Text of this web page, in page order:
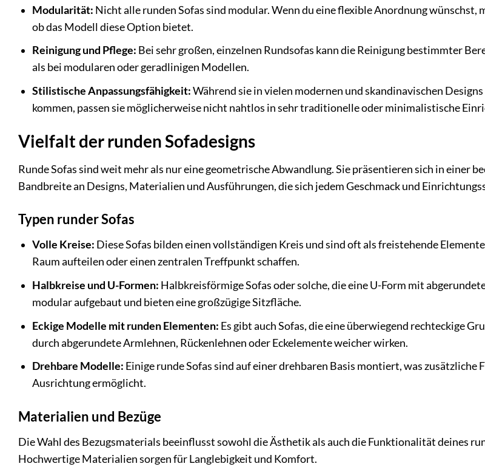
Modularität: Nicht alle runden Sofas sind modular. Wenn du eine flexible Anordnung wünschst,
ob das Modell diese Option bietet.
Reinigung und Pflege: Bei sehr großen, einzelnen Rundsofas kann die Reinigung bestimmter
als bei modularen oder geradlinigen Modellen.
Stilistische Anpassungsfähigkeit:Während sie in vielen modernen und skandinavischen
kommen, passen sie möglicherweise nicht nahtlos in sehr traditionelle oder minimalistische
Vielfalt der runden Sofadesigns
Runde Sofas sind weit mehr als nur eine geometrische Abwandlung. Sie präsentieren sich in einer
Bandbreite an Designs, Materialien und Ausführungen, die sich jedem Geschmack und
Typen runder Sofas
Volle Kreise: Diese Sofas bilden einen vollständigen Kreis und sind oft als freistehende
Raum aufteilen oder einen zentralen Treffpunkt schaffen.
Halbkreise und U-Formen: Halbkreisförmige Sofas oder solche, die eine U-Form mit
modular aufgebaut und bieten eine großzügige Sitzfläche.
Eckige Modelle mit runden Elementen: Es gibt auch Sofas, die eine überwiegend rechteckige
durch abgerundete Armlehnen, Rückenlehnen oder Eckelemente weicher wirken.
Drehbare Modelle: Einige runde Sofas sind auf einer drehbaren Basis montiert, was zusätzliche
Ausrichtung ermöglicht.
Materialien und Bezüge
Die Wahl des Bezugsmaterials beeinflusst sowohl die Ästhetik als auch die Funktionalität deines
Hochwertige Materialien sorgen für Langlebigkeit und Komfort.